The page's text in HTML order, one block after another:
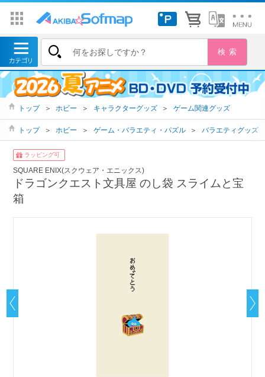
トップ ＞ ホビー ＞ キャラクターグッズ ＞ ゲーム関連グッズ
トップ ＞ ホビー ＞ ゲーム・バラエティ・パズル ＞ バラエティグッズ
ラッピング可
SQUARE ENIX(スクウェア・エニックス)
ドラゴンクエスト文具屋 のし袋 スライムと宝
箱